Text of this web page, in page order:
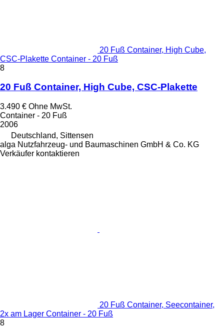
20 Fuß Container, High Cube,
CSC-Plakette Container - 20 Fuß
8
20 Fuß Container, High Cube, CSC-Plakette
3.490 € Ohne MwSt.
Container - 20 Fuß
2006
Deutschland, Sittensen
alga Nutzfahrzeug- und Baumaschinen GmbH & Co. KG
Verkäufer kontaktieren
20 Fuß Container, Seecontainer,
2x am Lager Container - 20 Fuß
8